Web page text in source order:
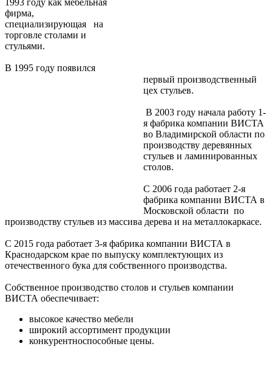
фирма,
специализирующая на
торговле столами и
стульями.
В 1995 году появился
первый производственный
цех стульев.
В 2003 году начала работу 1-
я фабрика компании ВИСТА
во Владимирской области по
производству деревянных
стульев и ламинированных
столов.
С 2006 года работает 2-я
фабрика компании ВИСТА в
Московской области по
производству стульев из массива дерева и на металлокаркасе.
С 2015 года работает 3-я фабрика компании ВИСТА в
Краснодарском крае по выпуску комплектующих из
отечественного бука для собственного производства.
Собственное производство столов и стульев компании
ВИСТА обеспечивает:
высокое качество мебели
широкий ассортимент продукции
конкурентноспособные цены.